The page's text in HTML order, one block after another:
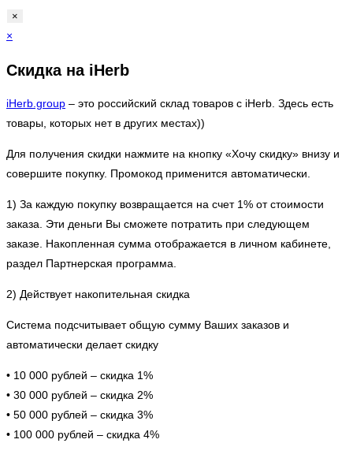
×
×
Скидка на iHerb
iHerb.group – это рoccийский склад товаров с iHerb. Здесь есть
товары, которых нет в других местах))
Для получения скидки нажмите на кнопку «Хочу скидку» внизу и
совершите покупку. Промокод применится автоматически.
1) За каждую покупку возвращается на счет 1% от стоимости
заказа. Эти деньги Вы сможете потратить при следующем
заказе. Накопленная сумма отображается в личном кабинете,
раздел Партнерская программа.
2) Действует накопительная скидка
Система подсчитывает общую сумму Ваших заказов и
автоматически делает скидку
• 10 000 рублей – скидка 1%
• 30 000 рублей – скидка 2%
• 50 000 рублей – скидка 3%
• 100 000 рублей – скидка 4%